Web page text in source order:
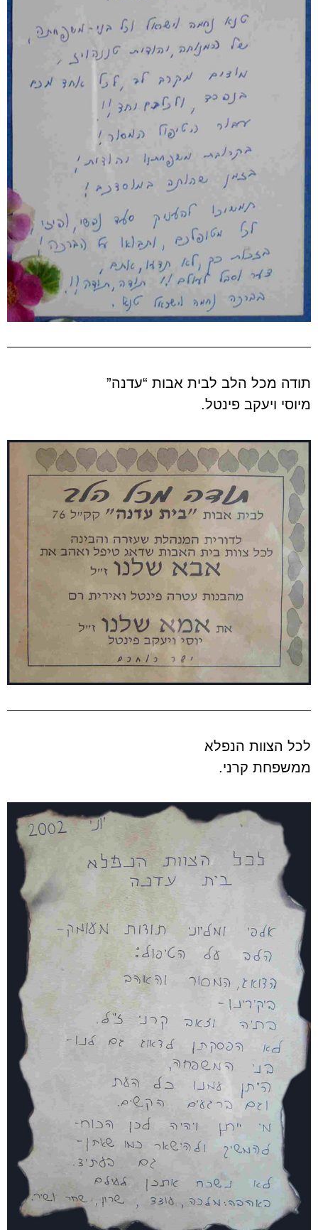
תודה מכל הלב לבית אבות “עדנה”
מיוסי ויעקב פינטל.
לכל הצוות הנפלא
ממשפחת קרני.